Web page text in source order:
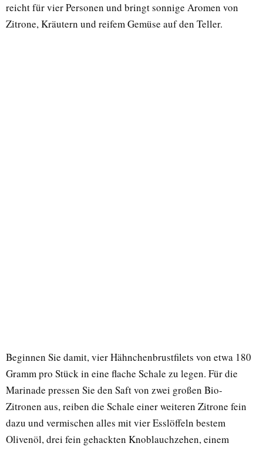
reicht für vier Personen und bringt sonnige Aromen von
Zitrone, Kräutern und reifem Gemüse auf den Teller.
Beginnen Sie damit, vier Hähnchenbrustfilets von etwa 180
Gramm pro Stück in eine flache Schale zu legen. Für die
Marinade pressen Sie den Saft von zwei großen Bio-
Zitronen aus, reiben die Schale einer weiteren Zitrone fein
dazu und vermischen alles mit vier Esslöffeln bestem
Olivenöl, drei fein gehackten Knoblauchzehen, einem